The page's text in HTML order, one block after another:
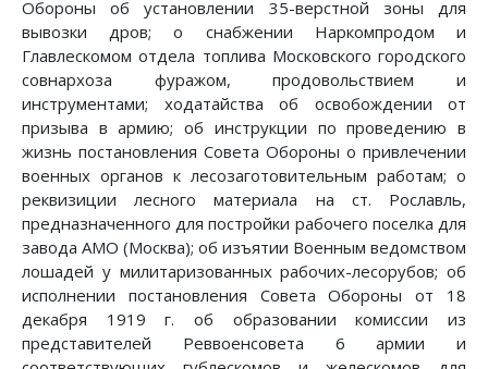
Обороны об установлении 35-верстной зоны для
вывозки дров; о снабжении Наркомпродом и
Главлескомом отдела топлива Московского городского
совнархоза фуражом, продовольствием и
инструментами; ходатайства об освобождении от
призыва в армию; об инструкции по проведению в
жизнь постановления Совета Обороны о привлечении
военных органов к лесозаготовительным работам; о
реквизиции лесного материала на ст. Рославль,
предназначенного для постройки рабочего поселка для
завода АМО (Москва); об изъятии Военным ведомством
лошадей у милитаризованных рабочих-лесорубов; об
исполнении постановления Совета Обороны от 18
декабря 1919 г. об образовании комиссии из
представителей Реввоенсовета 6 армии и